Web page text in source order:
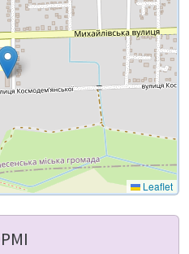
Leaflet